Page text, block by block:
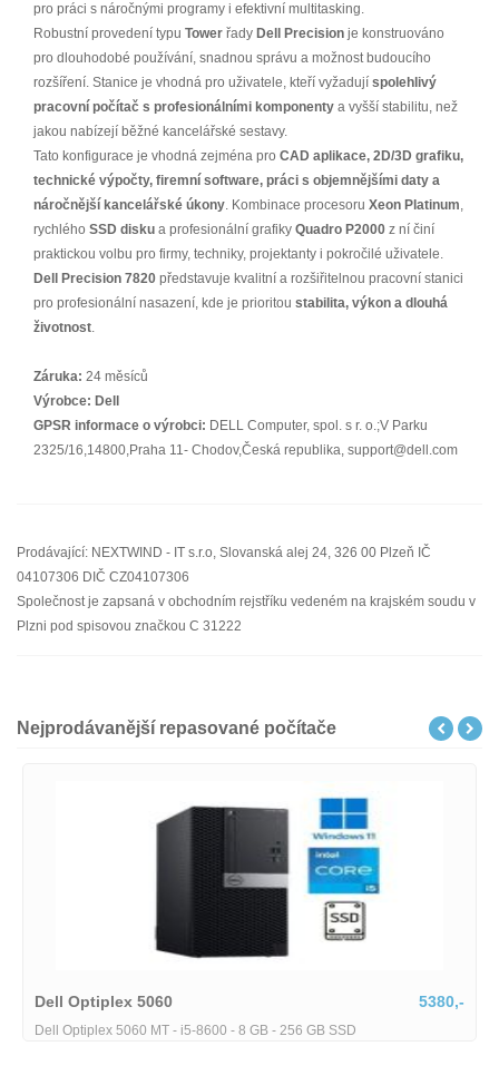
pro práci s náročnými programy i efektivní multitasking.
Robustní provedení typu Tower řady Dell Precision je konstruováno
pro dlouhodobé používání, snadnou správu a možnost budoucího
rozšíření. Stanice je vhodná pro uživatele, kteří vyžadují spolehlivý
pracovní počítač s profesionálními komponenty a vyšší stabilitu, než
jakou nabízejí běžné kancelářské sestavy.
Tato konfigurace je vhodná zejména pro CAD aplikace, 2D/3D grafiku,
technické výpočty, firemní software, práci s objemnějšími daty a
náročnější kancelářské úkony. Kombinace procesoru Xeon Platinum,
rychlého SSD disku a profesionální grafiky Quadro P2000 z ní činí
praktickou volbu pro firmy, techniky, projektanty i pokročilé uživatele.
Dell Precision 7820 představuje kvalitní a rozšiřitelnou pracovní stanici
pro profesionální nasazení, kde je prioritou stabilita, výkon a dlouhá
životnost.
Záruka: 24 měsíců
Výrobce: Dell
GPSR informace o výrobci: DELL Computer, spol. s r. o.;V Parku
2325/16,14800,Praha 11- Chodov,Česká republika, support@dell.com
Prodávající: NEXTWIND - IT s.r.o, Slovanská alej 24, 326 00 Plzeň IČ
04107306 DIČ CZ04107306
Společnost je zapsaná v obchodním rejstříku vedeném na krajském soudu v
Plzni pod spisovou značkou C 31222
Nejprodávanější repasované počítače
Dell Optiplex 5060 5380,-
Dell Optiplex 5060 MT - i5-8600 - 8 GB - 256 GB SSD